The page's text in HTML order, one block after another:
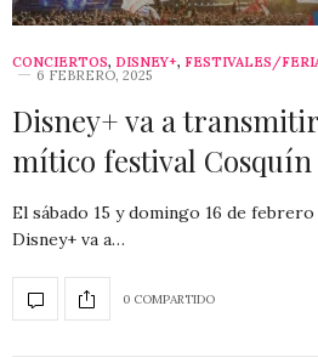
CONCIERTOS, DISNEY+, FESTIVALES/
6 FEBRERO, 2025
Disney+ va a
mítico festival Cosquín
El sábado 15 y domingo 16 de
Disney+ va a…
0 COMPARTIDO